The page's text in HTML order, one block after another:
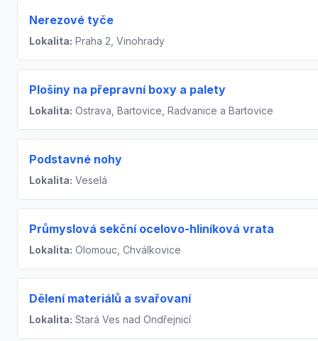
Nerezové tyče
Lokalita: Praha 2, Vinohrady
Plošiny na přepravní boxy a palety
Lokalita: Ostrava, Bartovice, Radvanice a Bartovice
Podstavné nohy
Lokalita: Veselá
Průmyslová sekční ocelovo-hliníková vrata
Lokalita: Olomouc, Chválkovice
Dělení materiálů a svařovaní
Lokalita: Stará Ves nad Ondřejnicí